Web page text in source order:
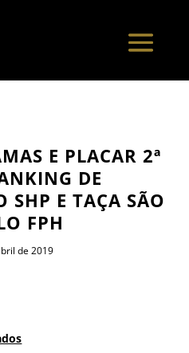
E PLACAR 2ª
DE
SHP E TAÇA SÃO
FPH
de 2019